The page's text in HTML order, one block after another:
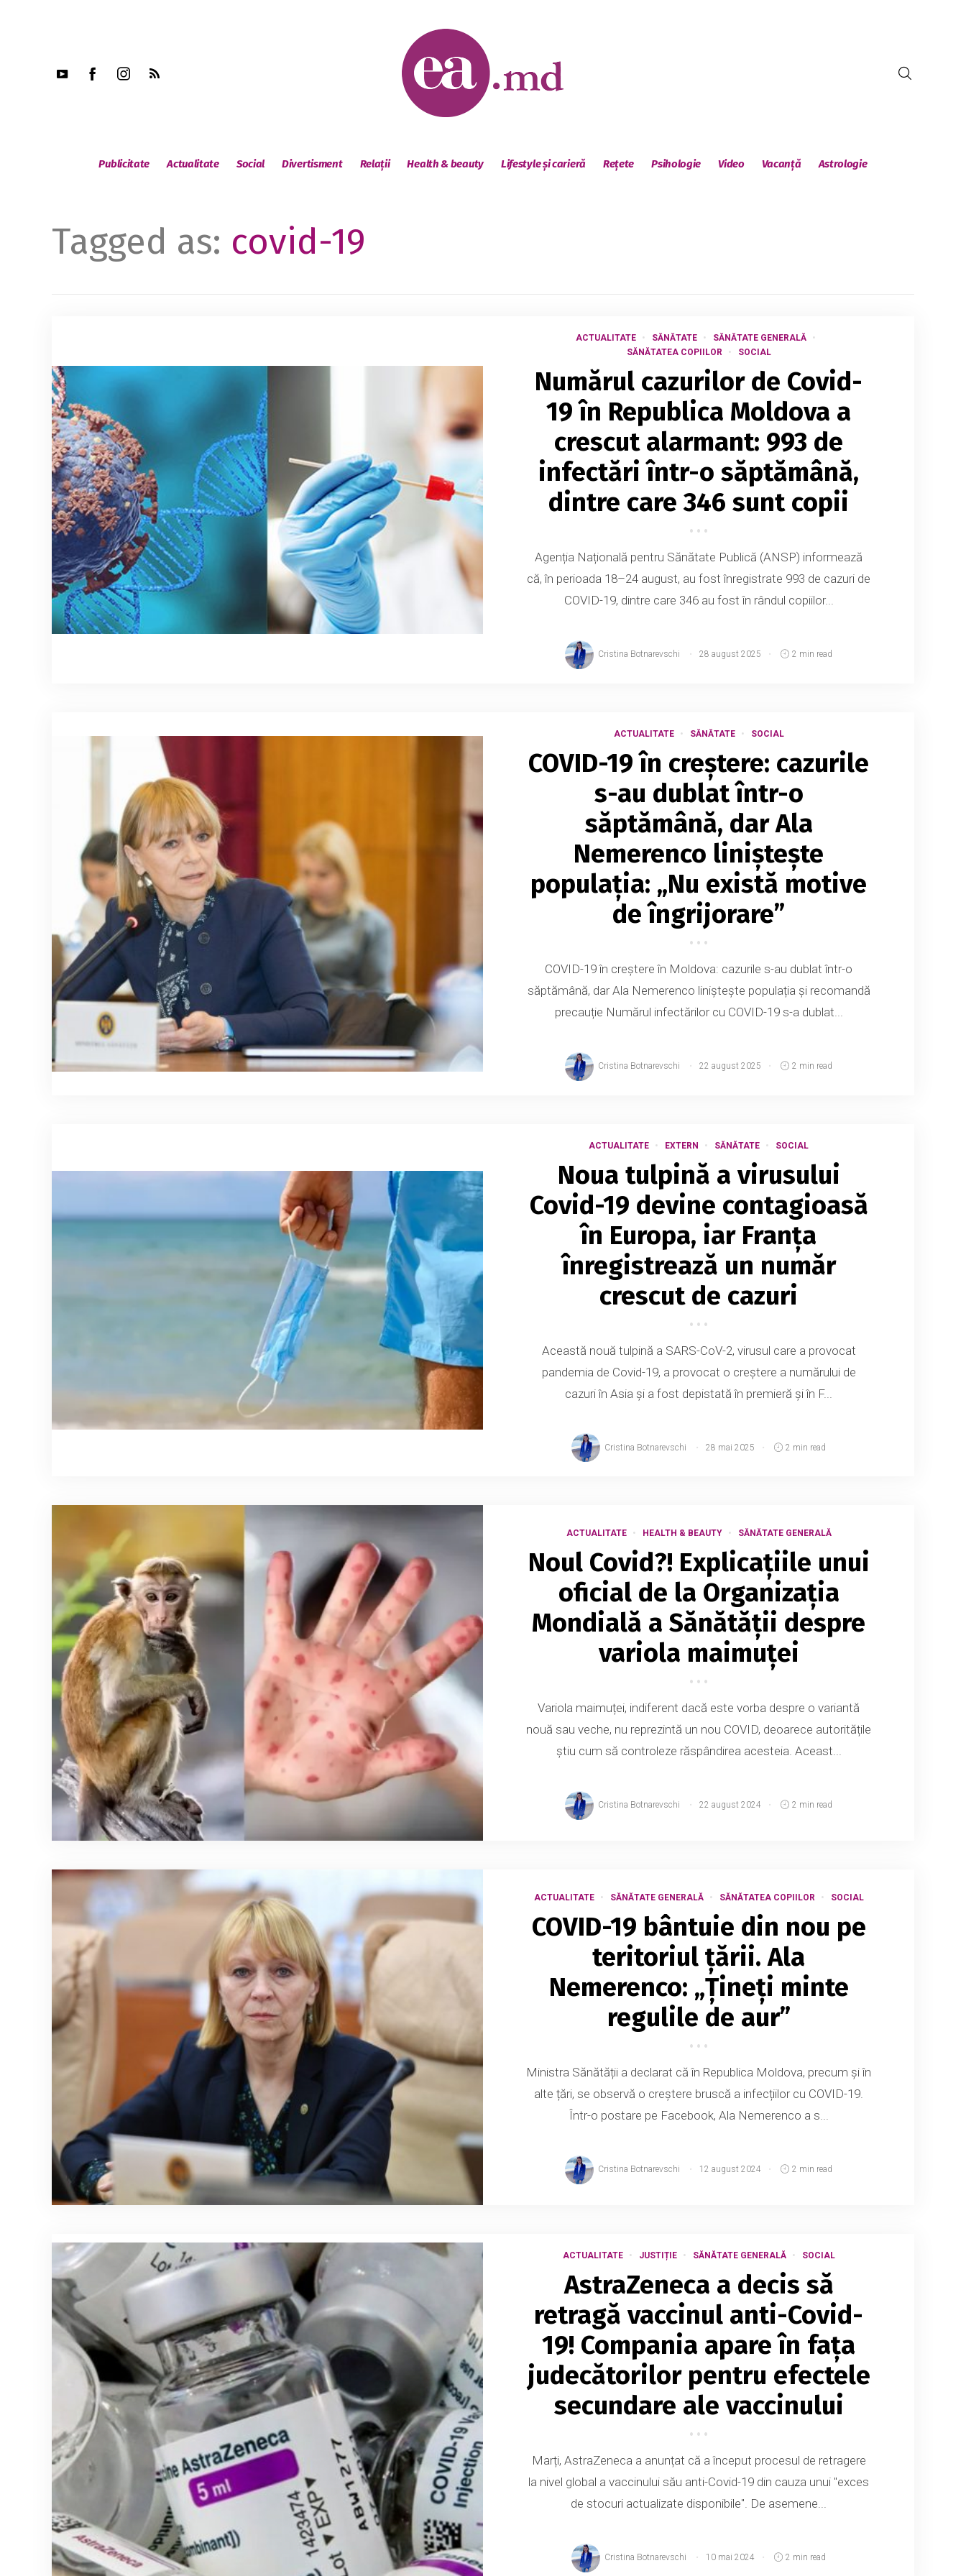
Publicitate Actualitate Social Divertisment Relații Health & beauty Lifestyle și carieră Rețete Psihologie Video Vacanță Astrologie
Tagged as: covid-19
ACTUALITATE SĂNĂTATE
SĂNĂTATE GENERALĂ
SĂNĂTATEA COPIILOR
SOCIAL
Numărul cazurilor de Covid-
19 în Republica Moldova a
crescut alarmant: 993 de
infectări într-o săptămână,
dintre care 346 sunt copii
Agenția Națională pentru Sănătate Publică (ANSP) informează
că, în perioada 18–24 august, au fost înregistrate 993 de cazuri de
COVID-19, dintre care 346 au fost în rândul copiilor...
Cristina Botnarevschi 28 august 2025 2 min read
ACTUALITATE SĂNĂTATE SOCIAL
COVID-19 în creștere: cazurile
s-au dublat într-o
săptămână, dar Ala
Nemerenco liniștește
populația: „Nu există motive
de îngrijorare”
COVID-19 în creștere în Moldova: cazurile s-au dublat într-o
săptămână, dar Ala Nemerenco liniștește populația și recomandă
precauție Numărul infectărilor cu COVID-19 s-a dublat...
Cristina Botnarevschi 22 august 2025 2 min read
ACTUALITATE EXTERN SĂNĂTATE SOCIAL
Noua tulpină a virusului
Covid-19 devine contagioasă
în Europa, iar Franța
înregistrează un număr
crescut de cazuri
Această nouă tulpină a SARS-CoV-2, virusul care a provocat
pandemia de Covid-19, a provocat o creştere a numărului de
cazuri în Asia şi a fost depistată în premieră şi în F...
Cristina Botnarevschi 28 mai 2025 2 min read
ACTUALITATE HEALTH & BEAUTY SĂNĂTATE GENERALĂ
Noul Covid?! Explicațiile unui
oficial de la Organizația
Mondială a Sănătății despre
variola maimuței
Variola maimuței, indiferent dacă este vorba despre o variantă
nouă sau veche, nu reprezintă un nou COVID, deoarece autoritățile
știu cum să controleze răspândirea acesteia. Aceast...
Cristina Botnarevschi 22 august 2024 2 min read
ACTUALITATE SĂNĂTATE GENERALĂ SĂNĂTATEA COPIILOR SOCIAL
COVID-19 bântuie din nou pe
teritoriul țării. Ala
Nemerenco: „Țineți minte
regulile de aur”
Ministra Sănătății a declarat că în Republica Moldova, precum și în
alte țări, se observă o creștere bruscă a infecțiilor cu COVID-19.
Într-o postare pe Facebook, Ala Nemerenco a s...
Cristina Botnarevschi 12 august 2024 2 min read
ACTUALITATE JUSTIȚIE SĂNĂTATE GENERALĂ SOCIAL
AstraZeneca a decis să
retragă vaccinul anti-Covid-
19! Compania apare în fața
judecătorilor pentru efectele
secundare ale vaccinului
Marți, AstraZeneca a anunțat că a început procesul de retragere
la nivel global a vaccinului său anti-Covid-19 din cauza unui "exces
de stocuri actualizate disponibile". De asemene...
Cristina Botnarevschi 10 mai 2024 2 min read